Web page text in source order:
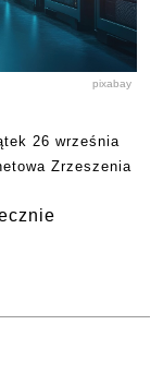
pixabay
26 września
Zrzeszenia